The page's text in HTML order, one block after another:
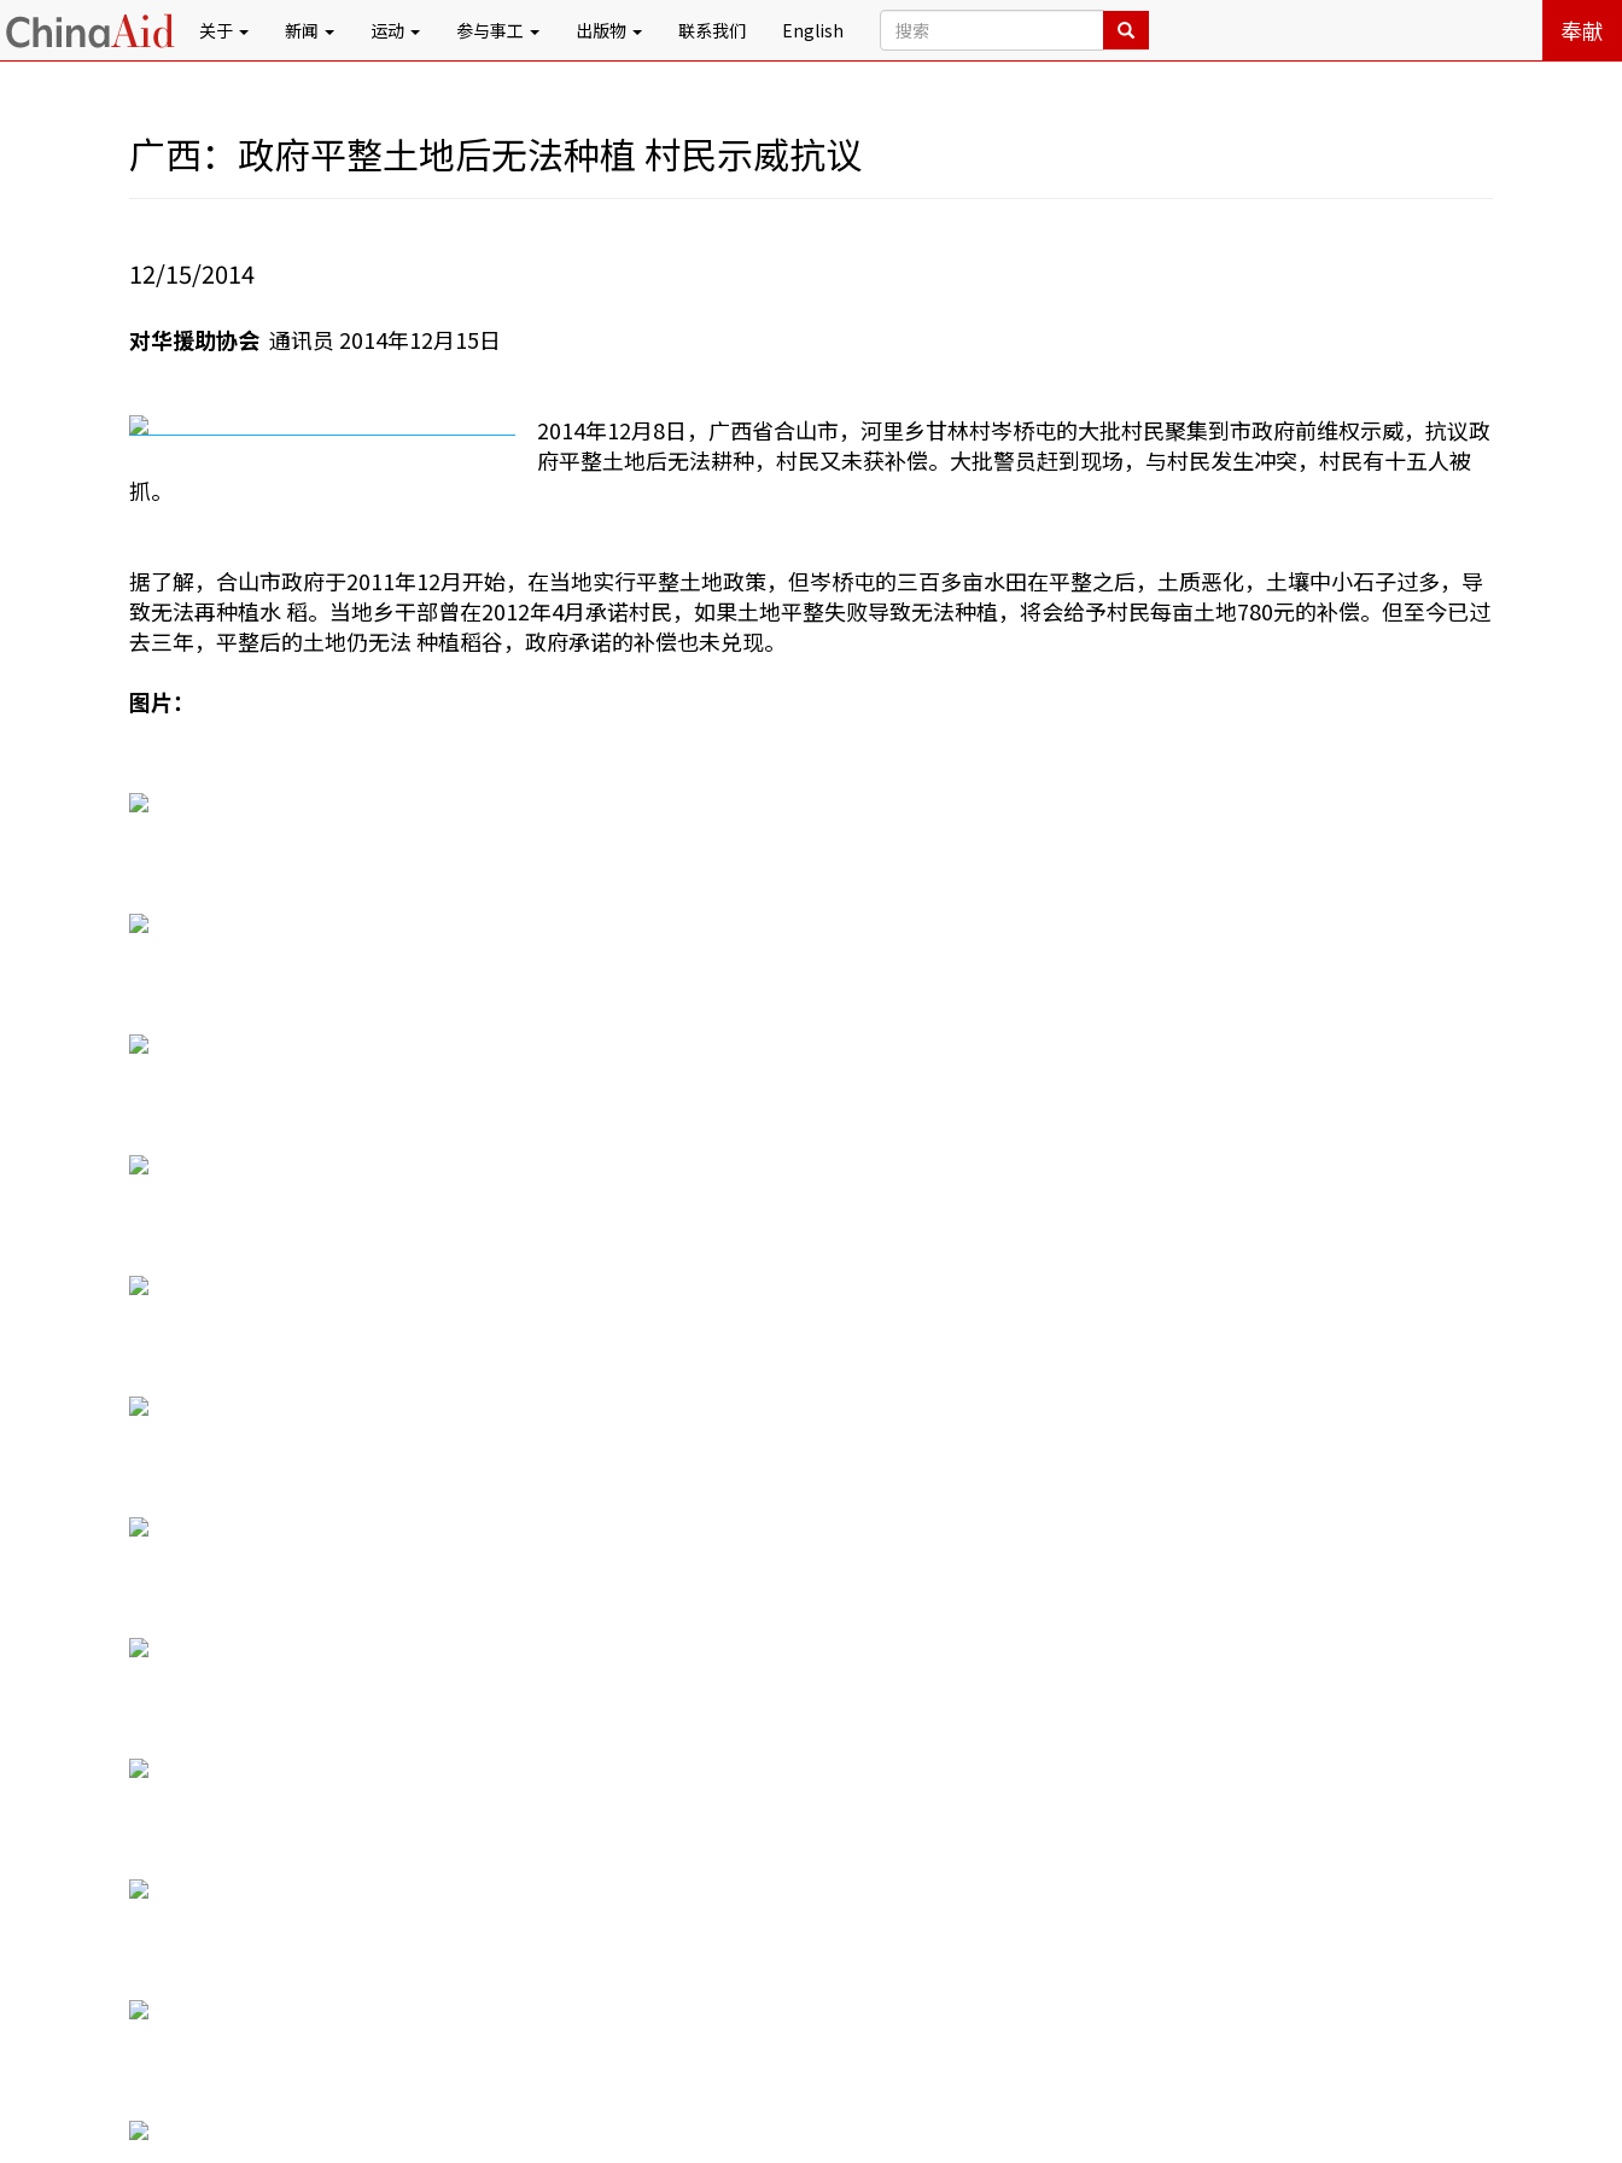
关于 新闻 运动 参与事工 出版物 联系我们 English 奉献
广西：政府平整土地后无法种植 村民示威抗议
12/15/2014
对华援助协会 通讯员 2014年12月15日
2014年12月8日，广西省合山市，河里乡甘林村岑桥屯的大批村民聚集到市政府前维权示威，抗议政
府平整土地后无法耕种，村民又未获补偿。大批警员赶到现场，与村民发生冲突，村民有十五人被
抓。
据了解，合山市政府于2011年12月开始，在当地实行平整土地政策，但岑桥屯的三百多亩水田在平整之后，土质恶化，土壤中小石子过多，导
致无法再种植水 稻。当地乡干部曾在2012年4月承诺村民，如果土地平整失败导致无法种植，将会给予村民每亩土地780元的补偿。但至今已过
去三年，平整后的土地仍无法 种植稻谷，政府承诺的补偿也未兑现。
图片：